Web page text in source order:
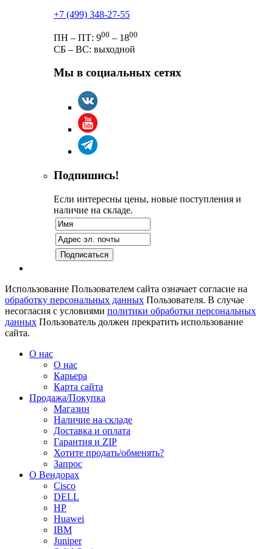
+7 (499) 348-27-55
ПН – ПТ: 900 – 1800
СБ – ВС: выходной
Мы в социальных сетях
Подпишись!
Если интересны цены, новые поступления и
наличие на складе.
Использование Пользователем сайта означает согласие на
обработку персональных данных Пользователя. В случае
несогласия с условиями политики обработки персональных
данных Пользователь должен прекратить использование
сайта.
О нас
О нас
Карьера
Карта сайта
Продажа/Покупка
Магазин
Наличие на складе
Доставка и оплата
Гарантия и ZIP
Хотите продать/обменять?
Запрос
О Вендорах
Cisco
DELL
HP
Huawei
IBM
Juniper